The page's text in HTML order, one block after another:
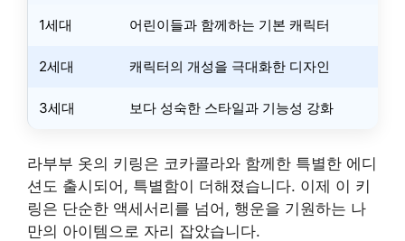
1세대 어린이들과 함께하는 기본 캐릭터
2세대 캐릭터의 개성을 극대화한 디자인
3세대 보다 성숙한 스타일과 기능성 강화
라부부 옷의 키링은 코카콜라와 함께한 특별한 에디
션도 출시되어, 특별함이 더해졌습니다. 이제 이 키
링은 단순한 액세서리를 넘어, 행운을 기원하는 나
만의 아이템으로 자리 잡았습니다.